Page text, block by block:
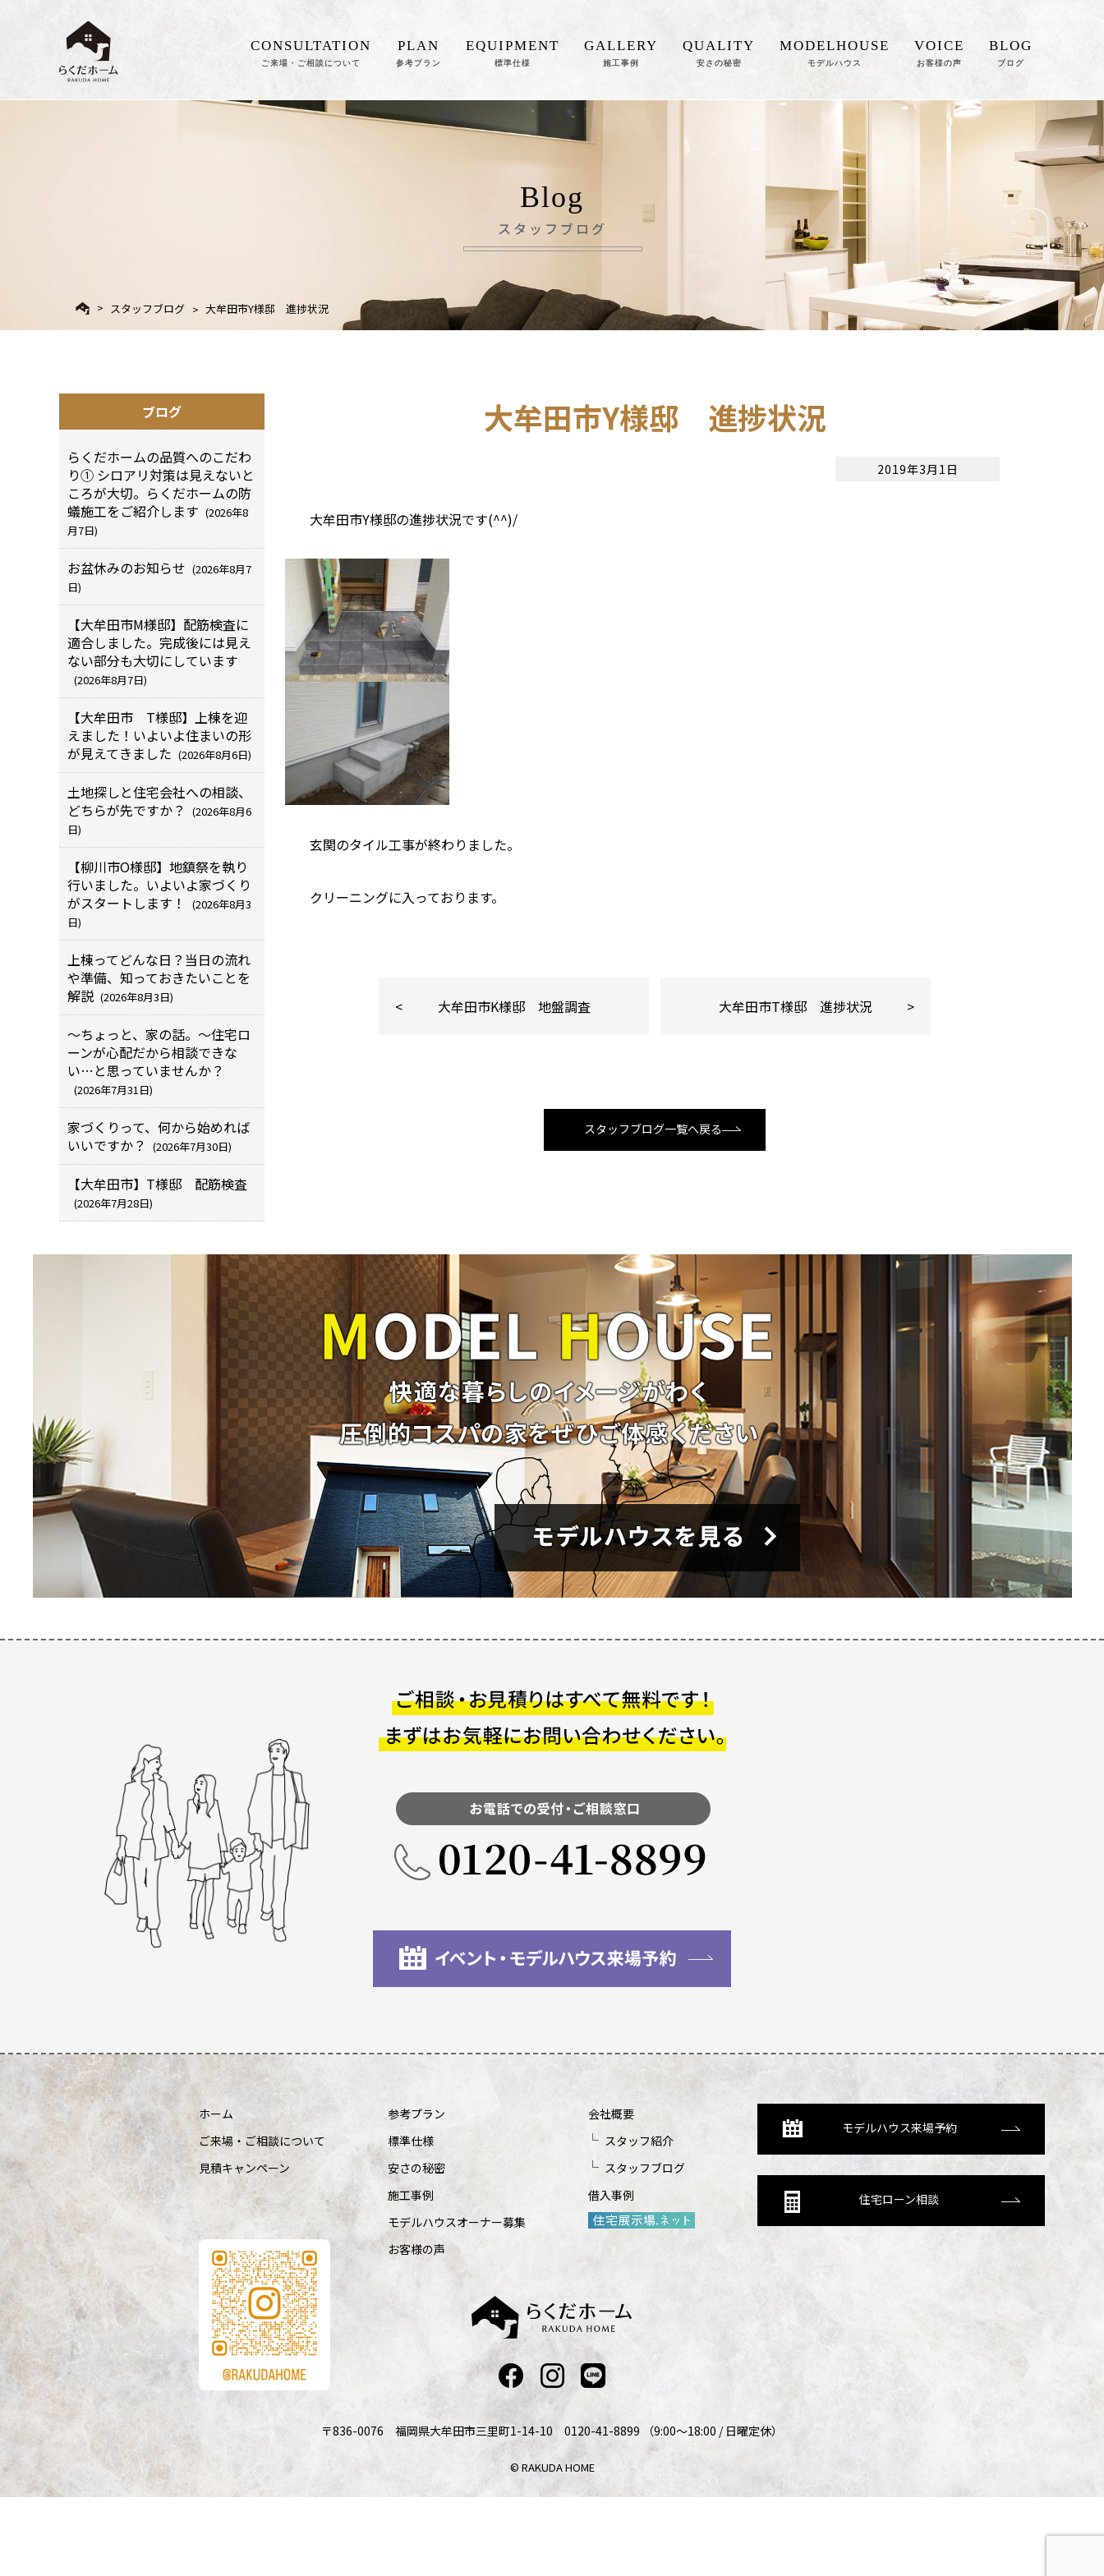
CONSULTATION
ご来場・ご相談について
PLAN
参考プラン
EQUIPMENT
標準仕様
GALLERY
施工事例
QUALITY
安さの秘密
MODELHOUSE
モデルハウス
VOICE
お客様の声
BLOG
ブログ
Blog
スタッフブログ
スタッフブログ 大牟田市Y様邸 進捗状況
大牟田市Y様邸 進捗状況
2019年3月1日
大牟田市Y様邸の進捗状況です(^^)/
玄関のタイル工事が終わりました。
クリーニングに入っております。
大牟田市K様邸 地盤調査 大牟田市T様邸 進捗状況
スタッフブログ一覧へ戻る
ブログ
らくだホームの品質へのこだわ
り① シロアリ対策は見えないと
ころが大切。らくだホームの防
蟻施工をご紹介します (2026年8
月7日)
お盆休みのお知らせ (2026年8月7
日)
【大牟田市M様邸】配筋検査に
適合しました。完成後には見え
ない部分も大切にしています
(2026年8月7日)
【大牟田市 T様邸】上棟を迎
えました！いよいよ住まいの形
が見えてきました (2026年8月6日)
土地探しと住宅会社への相談、
どちらが先ですか？
(2026年8月6
日)
【柳川市O様邸】地鎮祭を執り
行いました。いよいよ家づくり
がスタートします！
(2026年8月3
日)
上棟ってどんな日？当日の流れ
や準備、知っておきたいことを
解説 (2026年8月3日)
～ちょっと、家の話。～住宅ロ
ーンが心配だから相談できな
い…と思っていませんか？
(2026年7月31日)
家づくりって、何から始めれば
いいですか？
(2026年7月30日)
【大牟田市】T様邸 配筋検査
(2026年7月28日)
ホーム
ご来場・ご相談について
見積キャンペーン
参考プラン
標準仕様
安さの秘密
施工事例
モデルハウスオーナー募集
お客様の声
会社概要
スタッフ紹介
スタッフブログ
借入事例
モデルハウス来場予約
住宅ローン相談
〒836-0076 福岡県大牟田市三里町1-14-10 0120-41-8899 （9:00～18:00 / 日曜定休）
© RAKUDA HOME